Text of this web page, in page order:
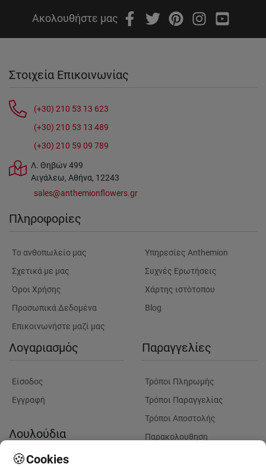
Ακολουθήστε μας
Στοιχεία Επικοινωνίας
(+30) 210 53 13 623
(+30) 210 53 13 489
(+30) 210 59 09 789
Λ. Θηβών 499
Αιγάλεω, Αθήνα, 12243
sales@anthemionflowers.gr
Πληροφορίες
Tο ανθοπωλείο μας
Σχετικά με μας
Όροι Χρήσης
Προσωπικά Δεδομένα
Επικοινωνήστε μαζί μας
Υπηρεσίες Anthemion
Συχνές Ερωτήσεις
Χάρτης ιστότοπου
Blog
Λογαριασμός
Είσοδος
Εγγραφή
Λουλούδια
Παραγγελίες
Τρόποι Πληρωμής
Τρόποι Παραγγελίας
Τρόποι Αποστολής
Παρακολουθηση
🍪Cookies